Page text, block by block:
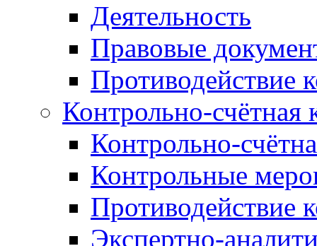
Деятельность
Правовые
Противодействие
Контрольно-счётная
Контрольно-
Контрольные
Противодействие
Экспертно-